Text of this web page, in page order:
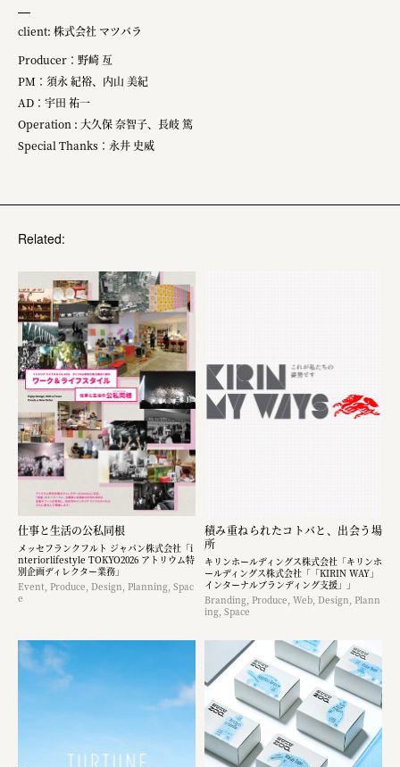
client: 株式会社 マツバラ
Producer：野崎 亙
PM：須永 紀裕、内山 美紀
AD：宇田 祐一
Operation : 大久保 奈智子、長岐 篤
Special Thanks：永井 史威
Related:
仕事と生活の公私同根
メッセフランクフルト ジャパン株式会社「i
nteriorlifestyle TOKYO2026 アトリウム特
別企画ディレクター業務」
Event, Produce, Design, Planning, Spac
e
積み重ねられたコトバと、出会う場
所
キリンホールディングス株式会社「キリンホ
ールディングス株式会社「「KIRIN WAY」
インターナルブランディング支援」」
Branding, Produce, Web, Design, Plann
ing, Space